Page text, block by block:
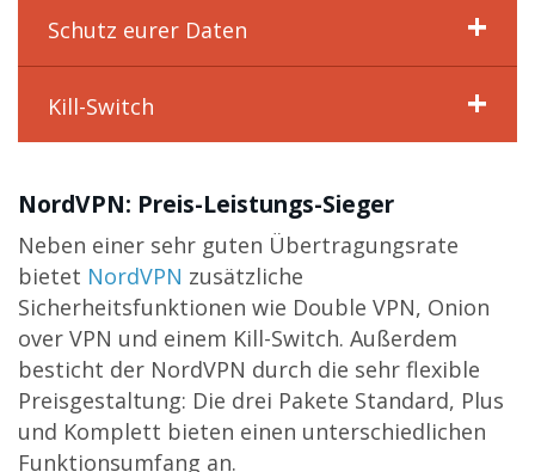
Schutz eurer Daten
Kill-Switch
NordVPN: Preis-Leistungs-Sieger
Neben einer sehr guten Übertragungsrate
bietet NordVPN zusätzliche
Sicherheitsfunktionen wie Double VPN, Onion
over VPN und einem Kill-Switch. Außerdem
besticht der NordVPN durch die sehr flexible
Preisgestaltung: Die drei Pakete Standard, Plus
und Komplett bieten einen unterschiedlichen
Funktionsumfang an.